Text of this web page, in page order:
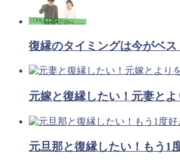
復縁のタイミングは今がベ
元嫁と復縁したい！元妻と
元旦那と復縁したい！もう1